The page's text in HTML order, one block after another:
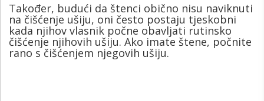
Također, budući da štenci obično nisu naviknuti
na čišćenje ušiju, oni često postaju tjeskobni
kada njihov vlasnik počne obavljati rutinsko
čišćenje njihovih ušiju. Ako imate štene, počnite
rano s čišćenjem njegovih ušiju.